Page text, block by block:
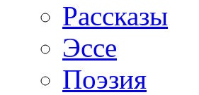
Рассказы
Эссе
Поэзия